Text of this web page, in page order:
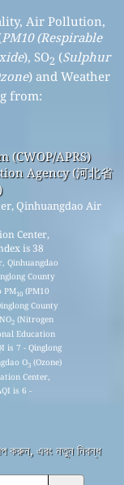
Air Pollution,
PM10 (Respirable
), SO2 (Sulphur
) and Weather
from:
(CWOP/APRS)
Agency (河北省
Qinhuangdao Air
Center,
is 38
Qinhuangdao
County
PM10(PM10
County
2 (Nitrogen
Education
is 7 - Qinglong
O3(Ozone)
Center,
is 6 -
করুন, এবং নতুন নিবন্ধ